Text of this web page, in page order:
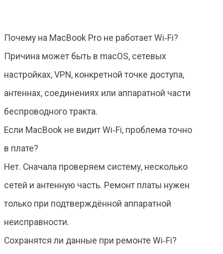
Почему на MacBook Pro не работает Wi‑Fi?
Причина может быть в macOS, сетевых
настройках, VPN, конкретной точке доступа,
антеннах, соединениях или аппаратной части
беспроводного тракта.
Если MacBook не видит Wi‑Fi, проблема точно
в плате?
Нет. Сначала проверяем систему, несколько
сетей и антенную часть. Ремонт платы нужен
только при подтверждённой аппаратной
неисправности.
Сохранятся ли данные при ремонте Wi‑Fi?